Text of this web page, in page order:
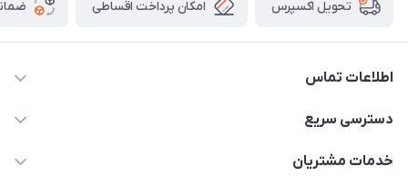
تحویل اکسپرس امکان پرداخت اقساطی
اطلاعات تماس
09171115348
دسترسی سریع
مجله فروشگاه
خدمات مشتریان